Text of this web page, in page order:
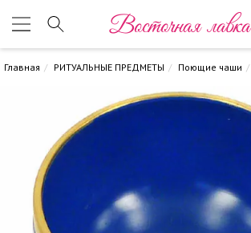
Восточная лавка
Главная РИТУАЛЬНЫЕ ПРЕДМЕТЫ Поющие чаши